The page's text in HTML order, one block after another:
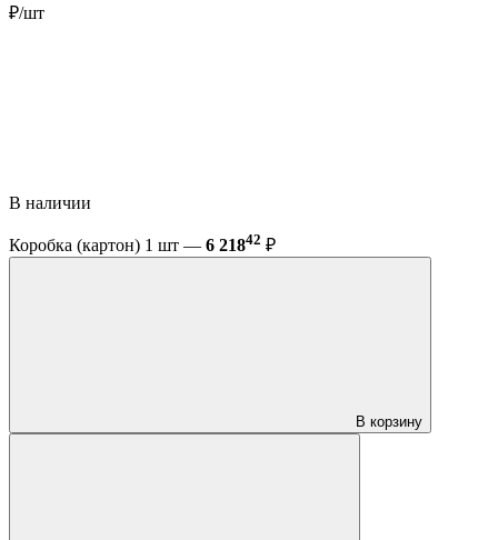
₽/шт
В наличии
Коробка (картон) 1 шт — 6 21842 ₽
В корзину